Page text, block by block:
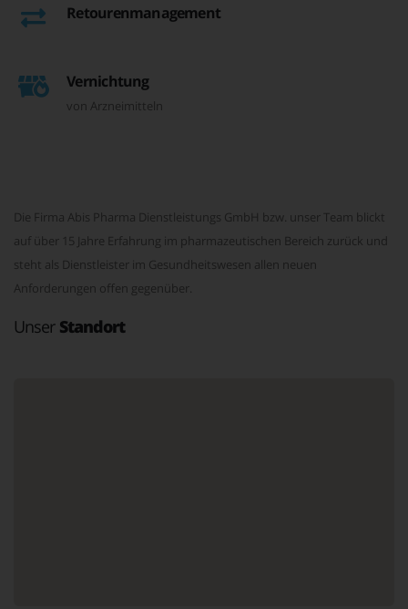
Retourenmanagement
Vernichtung
von Arzneimitteln
Die Firma Abis Pharma Dienstleistungs GmbH bzw. unser Team blickt
auf über 15 Jahre Erfahrung im pharmazeutischen Bereich zurück und
steht als Dienstleister im Gesundheitswesen allen neuen
Anforderungen offen gegenüber.
Unser Standort